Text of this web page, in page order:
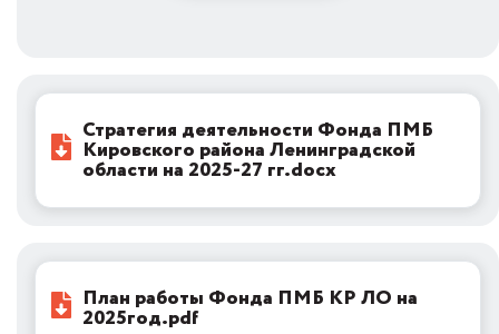
Стратегия деятельности Фонда ПМБ
Кировского района Ленинградской
области на 2025-27 гг.docx
План работы Фонда ПМБ КР ЛО на
2025год.pdf